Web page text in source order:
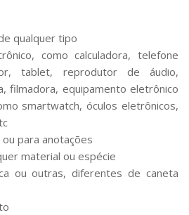
qualquer tipo
como calculadora, telefone
tablet, reprodutor de áudio,
filmadora, equipamento eletrônico
smartwatch, óculos eletrônicos,
para anotações
material ou espécie
ou outras, diferentes de caneta